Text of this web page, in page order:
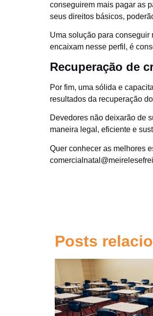
conseguirem mais pagar as
seus direitos básicos,
Uma solução para
encaixam nesse perfil, é
Recuperação de
Por fim, uma sólida e
resultados da recuperação
Devedores não deixarão de
maneira legal, eficiente e
Quer conhecer as melhores
Posts